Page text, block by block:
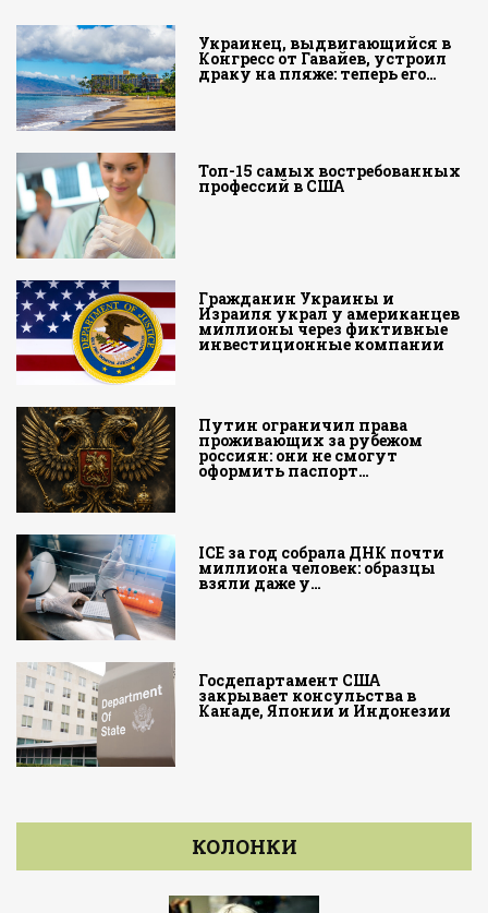
Украинец, выдвигающийся в
Конгресс от Гавайев, устроил
драку на пляже: теперь его…
Топ-15 самых востребованных
профессий в США
Гражданин Украины и
Израиля украл у американцев
миллионы через фиктивные
инвестиционные компании
Путин ограничил права
проживающих за рубежом
россиян: они не смогут
оформить паспорт…
ICE за год собрала ДНК почти
миллиона человек: образцы
взяли даже у…
Госдепартамент США
закрывает консульства в
Канаде, Японии и Индонезии
КОЛОНКИ